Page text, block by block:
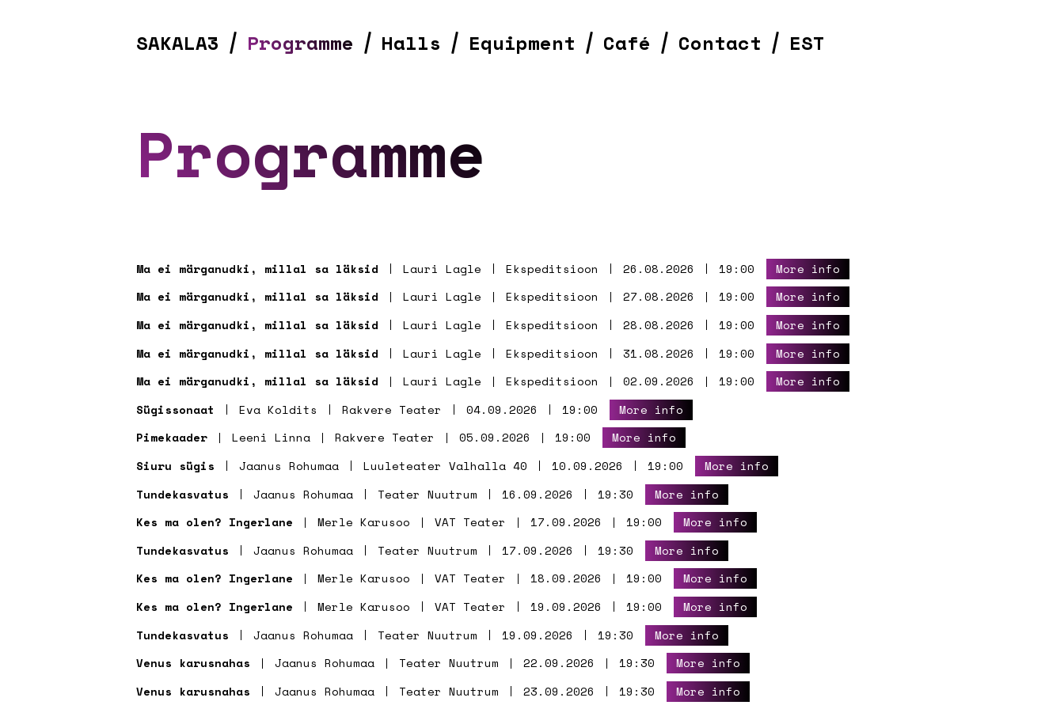
SAKALA3 Programme Halls Equipment Café Contact EST
Programme
Ma ei märganudki, millal sa läksid Lauri Lagle Ekspeditsioon 26.08.2026 19:00
More info
Ma ei märganudki, millal sa läksid
Lauri Lagle Ekspeditsioon 27.08.2026 19:00
More info
Ma ei märganudki, millal sa läksid
Lauri Lagle Ekspeditsioon 28.08.2026 19:00
More info
Ma ei märganudki, millal sa läksid
Lauri Lagle Ekspeditsioon 31.08.2026 19:00
More info
Ma ei märganudki, millal sa läksid
Lauri Lagle Ekspeditsioon 02.09.2026 19:00
More info
Sügissonaat
Eva Koldits Rakvere Teater 04.09.2026 19:00
More info
Pimekaader
Leeni Linna Rakvere Teater 05.09.2026 19:00
More info
Siuru sügis
Jaanus Rohumaa Luuleteater Valhalla 40 10.09.2026 19:00
More info
Tundekasvatus
Jaanus Rohumaa Teater Nuutrum 16.09.2026 19:30
More info
Kes ma olen? Ingerlane
Merle Karusoo VAT Teater 17.09.2026 19:00
More info
Tundekasvatus
Jaanus Rohumaa Teater Nuutrum 17.09.2026 19:30
More info
Kes ma olen? Ingerlane
Merle Karusoo VAT Teater 18.09.2026 19:00
More info
Kes ma olen? Ingerlane
Merle Karusoo VAT Teater 19.09.2026 19:00
More info
Tundekasvatus
Jaanus Rohumaa Teater Nuutrum 19.09.2026 19:30
More info
Venus karusnahas
Jaanus Rohumaa Teater Nuutrum 22.09.2026 19:30
More info
Venus karusnahas
Jaanus Rohumaa Teater Nuutrum 23.09.2026 19:30 More info